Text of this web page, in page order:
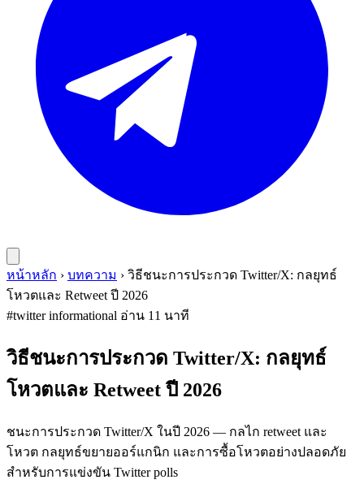
หน้าหลัก › บทความ › วิธีชนะการประกวด Twitter/X: กลยุทธ์
โหวตและ Retweet ปี 2026
#twitter informational อ่าน 11 นาที
วิธีชนะการประกวด Twitter/X: กลยุทธ์
โหวตและ Retweet ปี 2026
ชนะการประกวด Twitter/X ในปี 2026 — กลไก retweet และ
โหวต กลยุทธ์ขยายออร์แกนิก และการซื้อโหวตอย่างปลอดภัย
สำหรับการแข่งขัน Twitter polls